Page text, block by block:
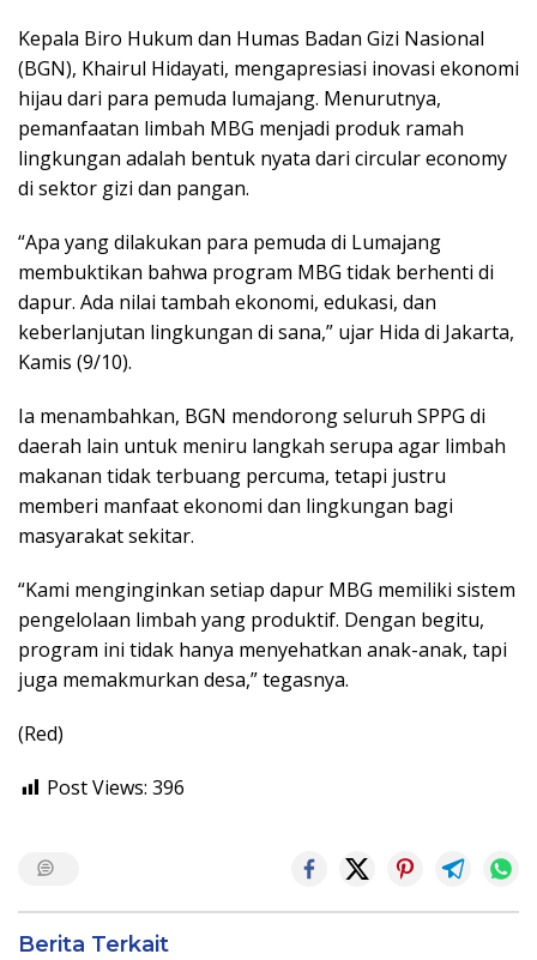
Kepala Biro Hukum dan Humas Badan Gizi Nasional
(BGN), Khairul Hidayati, mengapresiasi inovasi ekonomi
hijau dari para pemuda lumajang. Menurutnya,
pemanfaatan limbah MBG menjadi produk ramah
lingkungan adalah bentuk nyata dari circular economy
di sektor gizi dan pangan.
“Apa yang dilakukan para pemuda di Lumajang
membuktikan bahwa program MBG tidak berhenti di
dapur. Ada nilai tambah ekonomi, edukasi, dan
keberlanjutan lingkungan di sana,” ujar Hida di Jakarta,
Kamis (9/10).
Ia menambahkan, BGN mendorong seluruh SPPG di
daerah lain untuk meniru langkah serupa agar limbah
makanan tidak terbuang percuma, tetapi justru
memberi manfaat ekonomi dan lingkungan bagi
masyarakat sekitar.
“Kami menginginkan setiap dapur MBG memiliki sistem
pengelolaan limbah yang produktif. Dengan begitu,
program ini tidak hanya menyehatkan anak-anak, tapi
juga memakmurkan desa,” tegasnya.
(Red)
Post Views: 396
Berita Terkait